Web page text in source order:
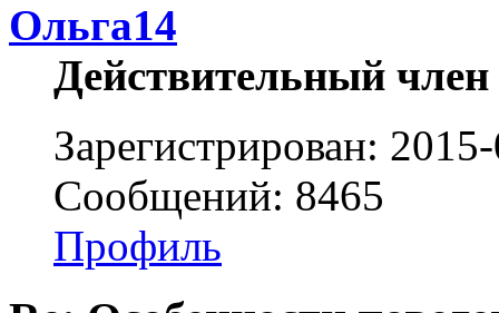
Ольга14
Действительный член
Зарегистрирован:
Сообщений: 8465
Профиль